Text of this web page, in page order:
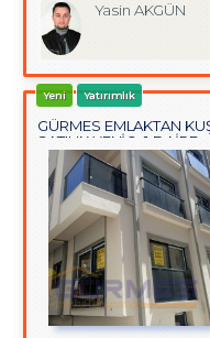
Yasin AKGÜN
Yeni Yatırımlık
GÜRMES EMLAKTAN
SATILIK YENİ 2+1 DAİRE